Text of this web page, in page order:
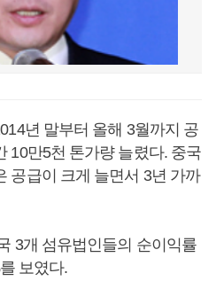
년 말부터 올해 3월까지 공
10만5천 톤가량 늘렸다. 중국
공급이 크게 늘면서 3년 가까
3개 섬유법인들의 순이익률
보였다.